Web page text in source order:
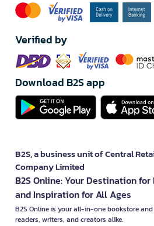
Verified by
Download B2S app
B2S, a business unit of Central
Company Limited
B2S Online: Your Destination
and Inspiration for All Ages
B2S Online is your all-in-one bookstore
readers, writers, and creators alike.